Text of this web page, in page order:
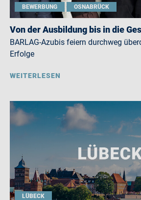
BEWERBUNG OSNABRÜCK
Von der Ausbildung bis in die
BARLAG-Azubis feiern durchweg
Erfolge
WEITERLESEN
LÜBECK